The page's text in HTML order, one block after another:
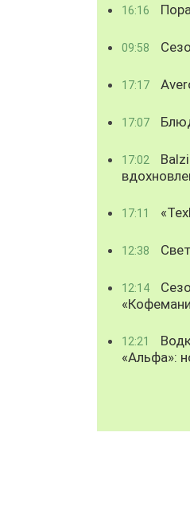
16:16
09:58
17:17
17:07
17:02
17:11
12:38
12:14
12:21
«Альфа»: